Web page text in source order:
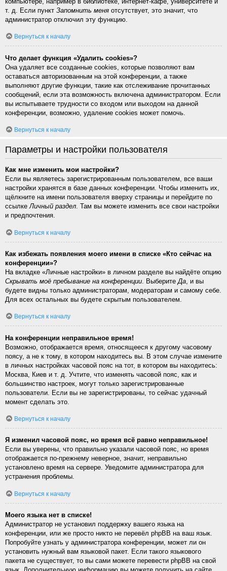
т. д. Если пункт Запомнить меня отсутствует, это значит, что
администратор отключил эту функцию.
Вернуться к началу
Что делает функция «Удалить cookies»?
Она удаляет все созданные cookies, которые позволяют вам
оставаться авторизованным на этой конференции, а также
выполняют другие функции, такие как отслеживание прочитанных
сообщений, если эта возможность включена администратором. Если
вы испытываете трудности со входом или выходом на данной
конференции, возможно, удаление cookies может помочь.
Вернуться к началу
Параметры и настройки пользователя
Как мне изменить мои настройки?
Если вы являетесь зарегистрированным пользователем, все ваши
настройки хранятся в базе данных конференции. Чтобы изменить их,
щёлкните на имени пользователя вверху страницы и перейдите по
ссылке Личный раздел . Там вы можете изменить все свои настройки
и предпочтения.
Вернуться к началу
Как избежать появления моего имени в списке «Кто сейчас на
конференции»?
На вкладке «Личные настройки» в личном разделе вы найдёте опцию
Скрывать моё пребывание на конференции . Выберите Да , и вы
будете видны только администраторам, модераторам и самому себе.
Для всех остальных вы будете скрытым пользователем.
Вернуться к началу
На конференции неправильное время!
Возможно, отображается время, относящееся к другому часовому
поясу, а не к тому, в котором находитесь вы. В этом случае измените
в личных настройках часовой пояс на тот, в котором вы находитесь:
Москва, Киев и т. д. Учтите, что изменять часовой пояс, как и
большинство настроек, могут только зарегистрированные
пользователи. Если вы не зарегистрированы, то сейчас удачный
момент сделать это.
Вернуться к началу
Я изменил часовой пояс, но время всё равно неправильное!
Если вы уверены, что правильно указали часовой пояс, но время
отображается по-прежнему неверное, значит, неправильно
установлено время на сервере. Уведомите администратора для
устранения проблемы.
Вернуться к началу
Моего языка нет в списке!
Администратор не установил поддержку вашего языка на
конференции, или же просто никто не перевёл phpBB на ваш язык.
Попробуйте узнать у администратора конференции, может ли он
установить нужный вам языковой пакет. Если такого языкового
пакета не существует, то вы сами можете перевести phpBB на свой